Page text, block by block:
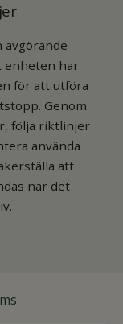
enheten har
för att utföra
Genom
följa riktlinjer
använda
att
när det